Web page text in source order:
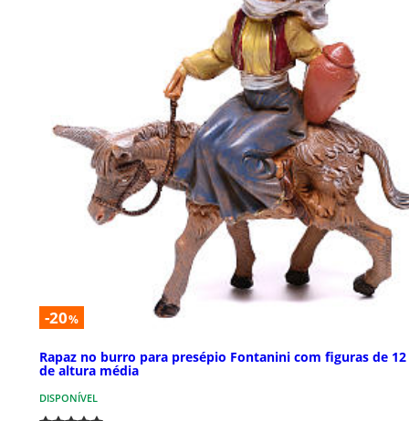
-20%
Rapaz no burro para presépio Fontanini com figuras de
de altura média
DISPONÍVEL